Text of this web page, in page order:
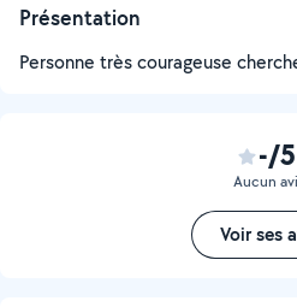
Présentation
Personne très courageuse
-/5
Aucun
Voir ses